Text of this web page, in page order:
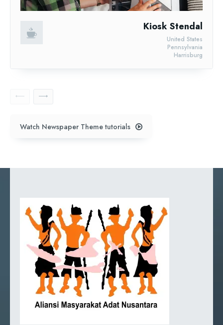
Kiosk Stendal
Harrisburg
Pennsylvania
United States
Watch Newspaper Theme tutorials